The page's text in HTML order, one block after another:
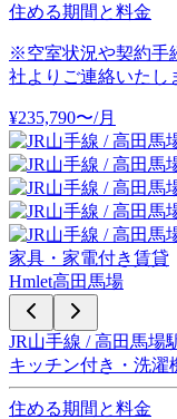
住める期間と料金
※空室状況や契約手
社よりご連絡いたし
¥235,790〜/月
家具・家電付き賃貸
Hmlet高田馬場
JR山手線 / 高田馬場
キッチン付き・洗濯
住める期間と料金